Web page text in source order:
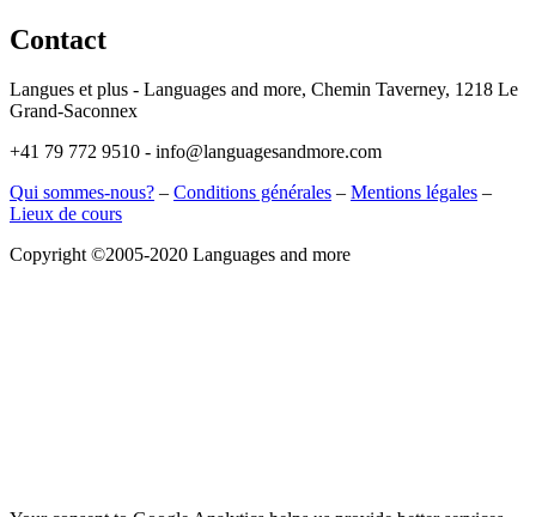
Contact
Langues et plus - Languages and more, Chemin Taverney, 1218 Le
Grand-Saconnex
+41 79 772 9510 - info@languagesandmore.com
Qui sommes-nous? – Conditions générales – Mentions légales –
Lieux de cours
Copyright ©2005-2020 Languages and more